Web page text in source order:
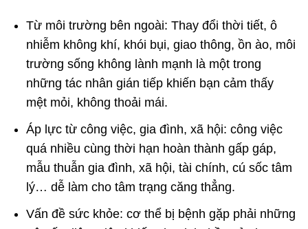
Từ môi trường bên ngoài: Thay đổi thời tiết, ô
nhiễm không khí, khói bụi, giao thông, ồn ào, môi
trường sống không lành mạnh là một trong
những tác nhân gián tiếp khiến bạn cảm thấy
mệt mỏi, không thoải mái.
Áp lực từ công việc, gia đình, xã hội: công việc
quá nhiều cùng thời hạn hoàn thành gấp gáp,
mẫu thuẫn gia đình, xã hội, tài chính, cú sốc tâm
lý… dễ làm cho tâm trạng căng thẳng.
Vấn đề sức khỏe: cơ thể bị bệnh gặp phải những